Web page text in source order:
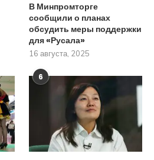
В Минпромторге
сообщили о планах
обсудить меры поддержки
для «Русала»
16 августа, 2025
6